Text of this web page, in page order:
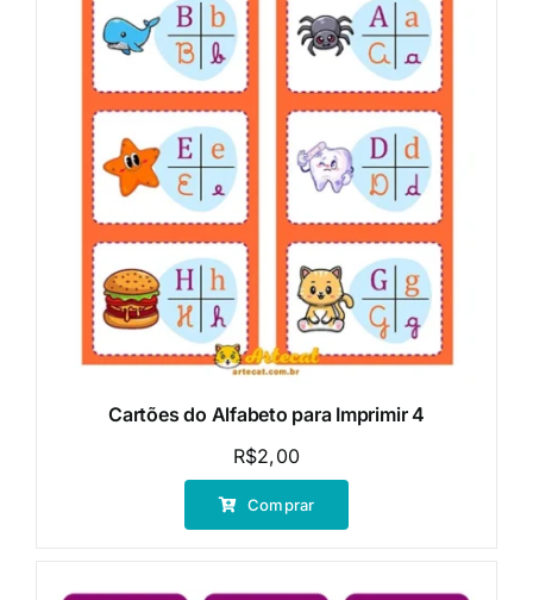
Cartões do Alfabeto para Imprimir 4
R$2,00
Comprar